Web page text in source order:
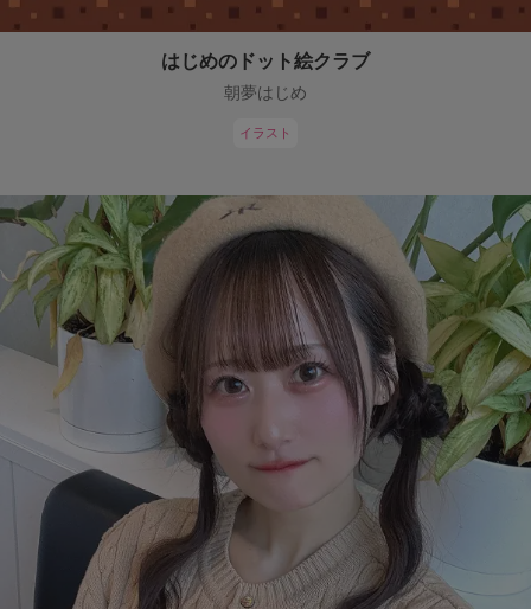
はじめのドット絵クラブ
朝夢はじめ
イラスト